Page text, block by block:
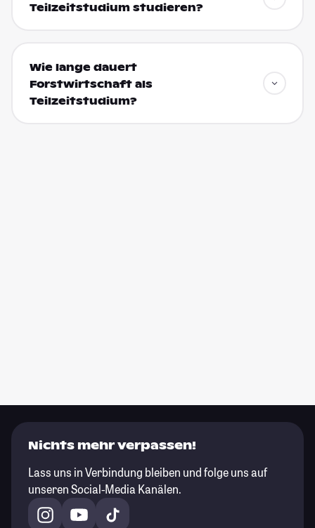
Teilzeitstudium studieren?
Wie lange dauert
Forstwirtschaft als
Teilzeitstudium?
Nichts mehr verpassen!
Lass uns in Verbindung bleiben und folge uns auf
unseren Social-Media Kanälen.